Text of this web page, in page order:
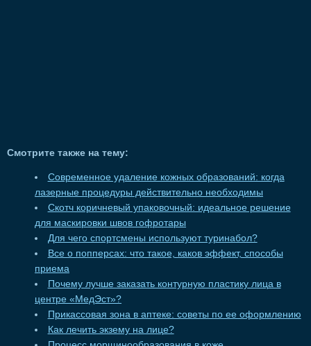
Смотрите также на тему:
Современное удаление кожных образований: когда
лазерные процедуры действительно необходимы
Скотч коричневый упаковочный: идеальное решение
для маскировки швов гофротары
Для чего спортсмены используют туринабол?
Все о попперсах: что такое, каков эффект, способы
приема
Почему лучше заказать контурную пластику лица в
центре «МедЭст»?
Прикассовая зона в аптеке: советы по ее оформлению
Как лечить экзему на лице?